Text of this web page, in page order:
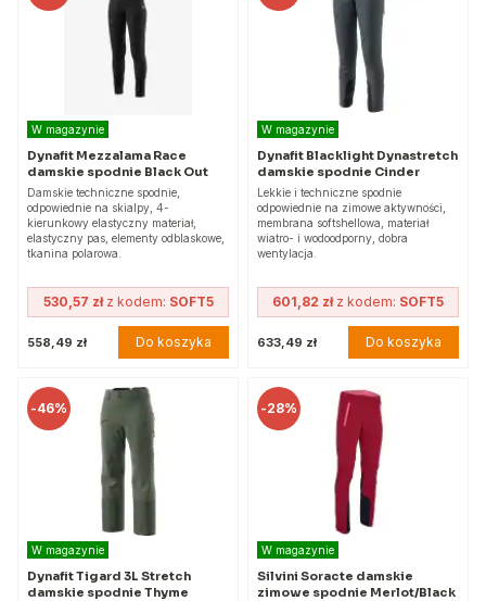
W magazynie
Dynafit Mezzalama Race
damskie spodnie Black Out
Damskie techniczne spodnie,
odpowiednie na skialpy, 4-
kierunkowy elastyczny materiał,
elastyczny pas, elementy odblaskowe,
tkanina polarowa.
530,57 złz kodem: SOFT5
558,49 zł Do koszyka
W magazynie
Dynafit Blacklight Dynastretch
damskie spodnie Cinder
Lekkie i techniczne spodnie
odpowiednie na zimowe aktywności,
membrana softshellowa, materiał
wiatro- i wodoodporny, dobra
wentylacja.
601,82 złz kodem: SOFT5
633,49 zł Do koszyka
-46%
W magazynie
Dynafit Tigard 3L Stretch
damskie spodnie Thyme
-28%
W magazynie
Silvini Soracte damskie
zimowe spodnie Merlot/Black